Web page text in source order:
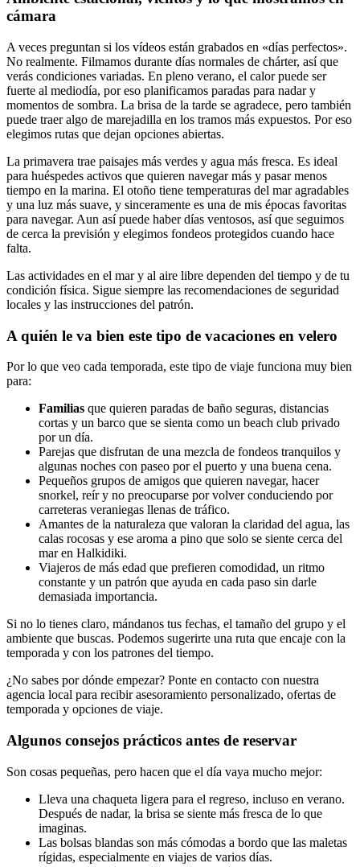
cámara
A veces preguntan si los vídeos están grabados en «días perfectos».
No realmente. Filmamos durante días normales de chárter, así que
verás condiciones variadas. En pleno verano, el calor puede ser
fuerte al mediodía, por eso planificamos paradas para nadar y
momentos de sombra. La brisa de la tarde se agradece, pero también
puede traer algo de marejadilla en los tramos más expuestos. Por eso
elegimos rutas que dejan opciones abiertas.
La primavera trae paisajes más verdes y agua más fresca. Es ideal
para huéspedes activos que quieren navegar más y pasar menos
tiempo en la marina. El otoño tiene temperaturas del mar agradables
y una luz más suave, y sinceramente es una de mis épocas favoritas
para navegar. Aun así puede haber días ventosos, así que seguimos
de cerca la previsión y elegimos fondeos protegidos cuando hace
falta.
Las actividades en el mar y al aire libre dependen del tiempo y de tu
condición física. Sigue siempre las recomendaciones de seguridad
locales y las instrucciones del patrón.
A quién le va bien este tipo de vacaciones en velero
Por lo que veo cada temporada, este tipo de viaje funciona muy bien
para:
Familias que quieren paradas de baño seguras, distancias
cortas y un barco que se sienta como un beach club privado
por un día.
Parejas que disfrutan de una mezcla de fondeos tranquilos y
algunas noches con paseo por el puerto y una buena cena.
Pequeños grupos de amigos que quieren navegar, hacer
snorkel, reír y no preocuparse por volver conduciendo por
carreteras veraniegas llenas de tráfico.
Amantes de la naturaleza que valoran la claridad del agua, las
calas rocosas y ese aroma a pino que solo se siente cerca del
mar en Halkidiki.
Viajeros de más edad que prefieren comodidad, un ritmo
constante y un patrón que ayuda en cada paso sin darle
demasiada importancia.
Si no lo tienes claro, mándanos tus fechas, el tamaño del grupo y el
ambiente que buscas. Podemos sugerirte una ruta que encaje con la
temporada y con los patrones del tiempo.
¿No sabes por dónde empezar? Ponte en contacto con nuestra
agencia local para recibir asesoramiento personalizado, ofertas de
temporada y opciones de viaje.
Algunos consejos prácticos antes de reservar
Son cosas pequeñas, pero hacen que el día vaya mucho mejor:
Lleva una chaqueta ligera para el regreso, incluso en verano.
Después de nadar, la brisa se siente más fresca de lo que
imaginas.
Las bolsas blandas son más cómodas a bordo que las maletas
rígidas, especialmente en viajes de varios días.